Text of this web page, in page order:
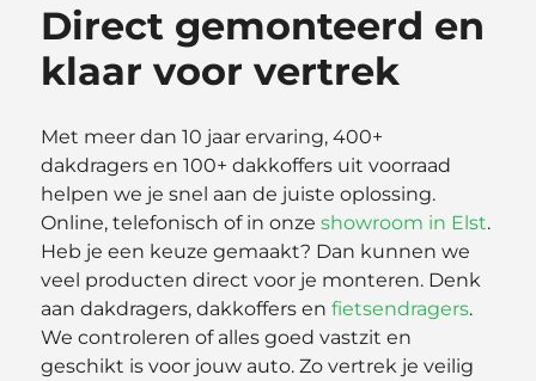
Direct gemonteerd en
klaar voor vertrek
Met meer dan 10 jaar ervaring, 400+
dakdragers en 100+ dakkoffers uit voorraad
helpen we je snel aan de juiste oplossing.
Online, telefonisch of in onzeshowroom in Elst.
Heb je een keuze gemaakt? Dan kunnen we
veel producten direct voor je monteren. Denk
aan dakdragers, dakkoffers enfietsendragers.
We controleren of alles goed vastzit en
geschikt is voor jouw auto. Zo vertrek je veilig